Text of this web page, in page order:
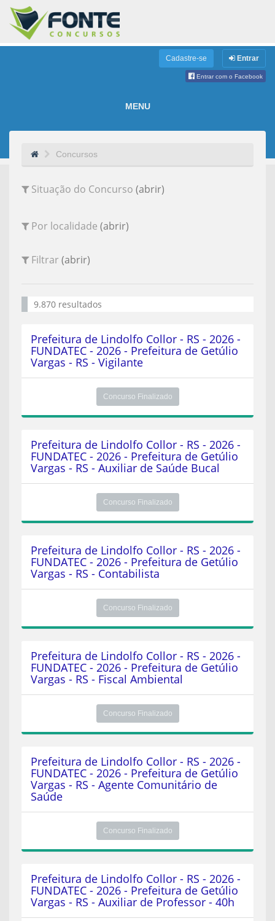
Cadastre-se Entrar
Entrar com o Facebook
MENU
Concursos
Situação do Concurso (abrir)
Por localidade (abrir)
Filtrar (abrir)
9.870 resultados
Prefeitura de Lindolfo Collor - RS - 2026 -
FUNDATEC - 2026 - Prefeitura de Getúlio
Vargas - RS - Vigilante
Concurso Finalizado
Prefeitura de Lindolfo Collor - RS - 2026 -
FUNDATEC - 2026 - Prefeitura de Getúlio
Vargas - RS - Auxiliar de Saúde Bucal
Concurso Finalizado
Prefeitura de Lindolfo Collor - RS - 2026 -
FUNDATEC - 2026 - Prefeitura de Getúlio
Vargas - RS - Contabilista
Concurso Finalizado
Prefeitura de Lindolfo Collor - RS - 2026 -
FUNDATEC - 2026 - Prefeitura de Getúlio
Vargas - RS - Fiscal Ambiental
Concurso Finalizado
Prefeitura de Lindolfo Collor - RS - 2026 -
FUNDATEC - 2026 - Prefeitura de Getúlio
Vargas - RS - Agente Comunitário de
Saúde
Concurso Finalizado
Prefeitura de Lindolfo Collor - RS - 2026 -
FUNDATEC - 2026 - Prefeitura de Getúlio
Vargas - RS - Auxiliar de Professor - 40h